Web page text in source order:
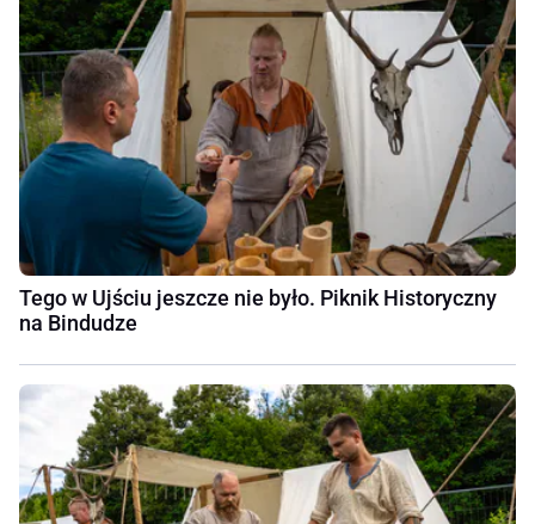
Tego w Ujściu jeszcze nie było. Piknik Historyczny
na Bindudze